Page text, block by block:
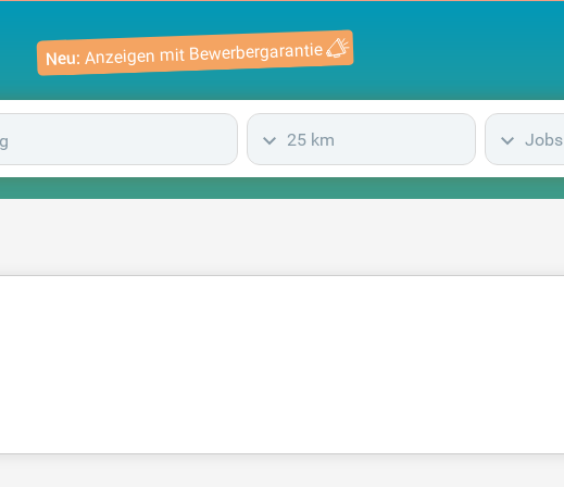
Neu: Anzeigen mit Bewerbergarantie
25 km Jobs